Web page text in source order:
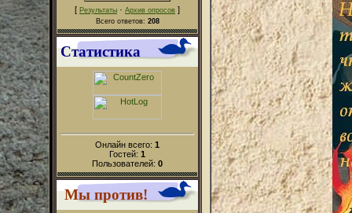
[ Результаты · Архив опросов ]
Всего ответов: 208
Статистика
Онлайн всего: 1
Гостей: 1
Пользователей: 0
Мы против!